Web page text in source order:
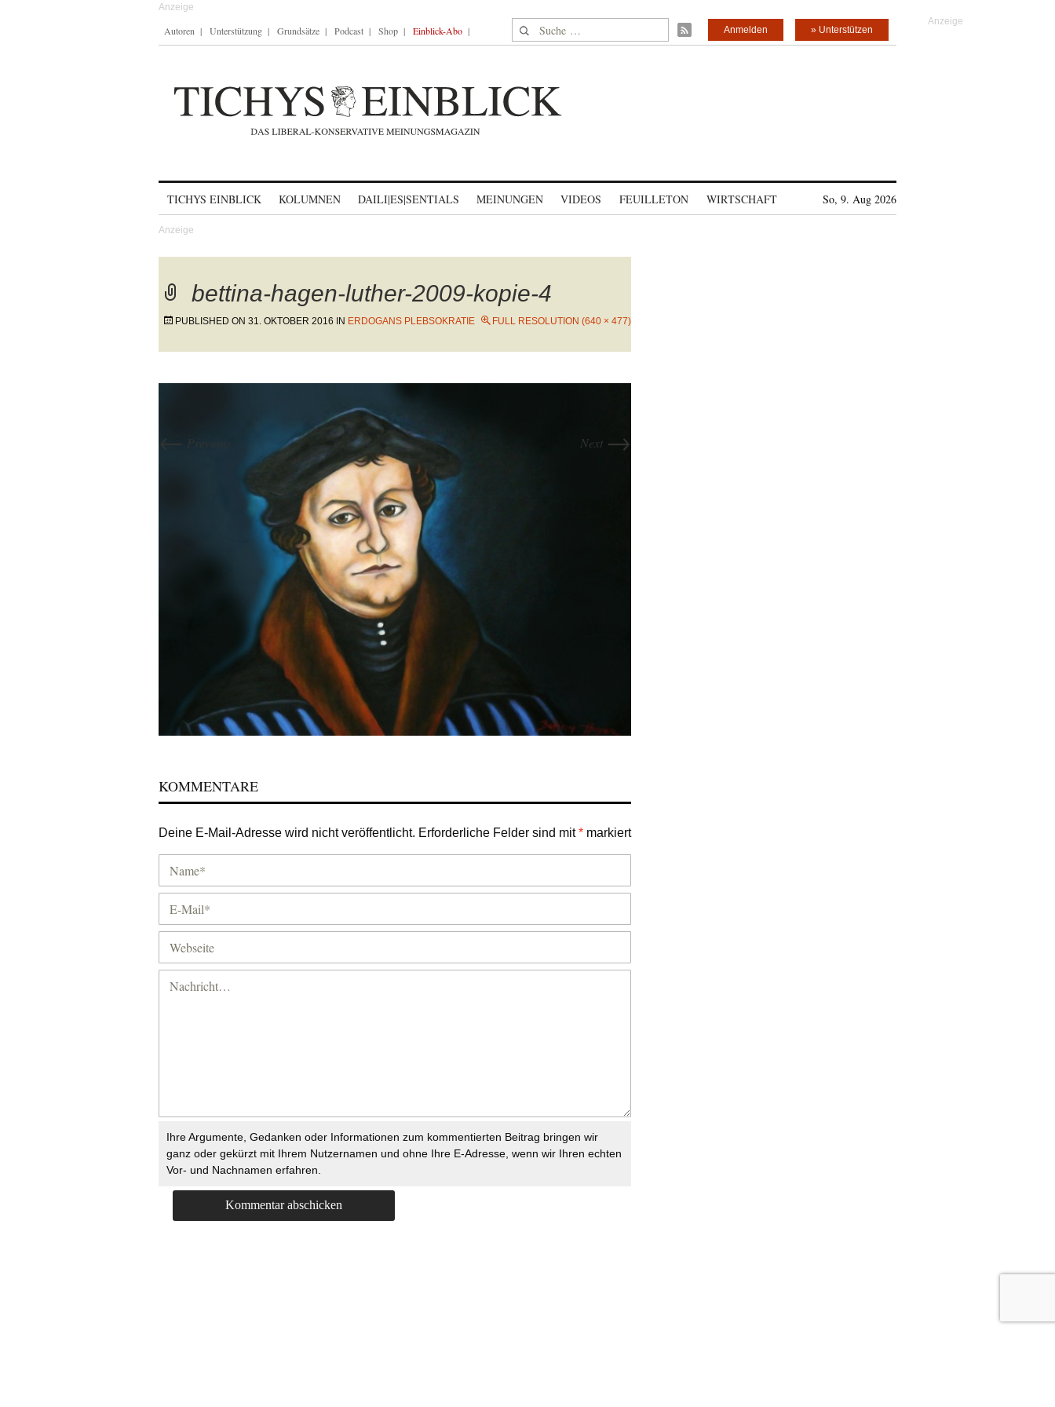
Autoren Unterstützung Grundsätze Podcast Shop Einblick-Abo Suche nach: » Unterstützen
Anmelden
TICHYS EINBLICK KOLUMNEN DAILI|ES|SENTIALS MEINUNGEN VIDEOS FEUILLETON WIRTSCHAFT So, 9. Aug 2026
bettina-hagen-luther-2009-kopie-4
PUBLISHED ON 31. OKTOBER 2016 IN ERDOGANS PLEBSOKRATIE FULL RESOLUTION (640 × 477)
← Previous Next →
KOMMENTARE
Deine E-Mail-Adresse wird nicht veröffentlicht. Erforderliche Felder sind mit* markiert
Ihre Argumente, Gedanken oder Informationen zum kommentierten Beitrag bringen wir
ganz oder gekürzt mit Ihrem Nutzernamen und ohne Ihre E-Adresse, wenn wir Ihren echten
Vor- und Nachnamen erfahren.